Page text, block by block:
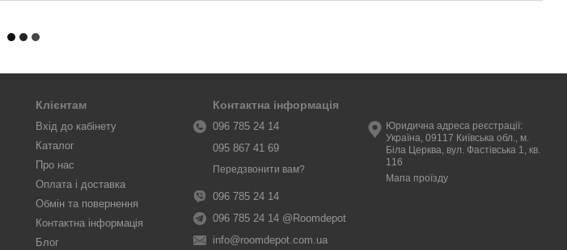
Клієнтам
Вхід до кабінету
Каталог
Про нас
Оплата і доставка
Обмін та повернення
Контактна інформація
Блог
Контактна інформація
096 785 24 14
095 867 41 69
Передзвонити вам?
096 785 24 14
096 785 24 14 @Roomdepot
info@roomdepot.com.ua
Юридична адреса реєстрації:
Україна, 09117 Київська обл., м.
Біла Церква, вул. Фастівська 1, кв.
116
Мапа проїзду